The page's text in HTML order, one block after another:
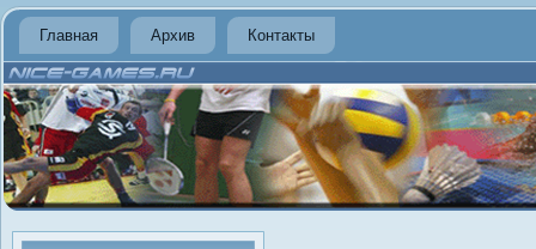
Главная Архив Контакты